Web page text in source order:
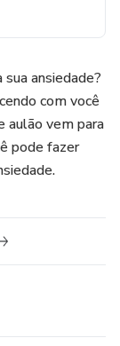
ansiedade?
com você
aulão vem para
pode fazer